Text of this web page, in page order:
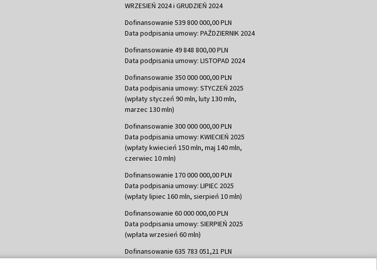
WRZESIEŃ 2024 i GRUDZIEŃ 2024
Dofinansowanie 539 800 000,00 PLN
Data podpisania umowy: PAŹDZIERNIK 2024
Dofinansowanie 49 848 800,00 PLN
Data podpisania umowy: LISTOPAD 2024
Dofinansowanie 350 000 000,00 PLN
Data podpisania umowy: STYCZEŃ 2025
(wpłaty styczeń 90 mln, luty 130 mln,
marzec 130 mln)
Dofinansowanie 300 000 000,00 PLN
Data podpisania umowy: KWIECIEŃ 2025
(wpłaty kwiecień 150 mln, maj 140 mln,
czerwiec 10 mln)
Dofinansowanie 170 000 000,00 PLN
Data podpisania umowy: LIPIEC 2025
(wpłaty lipiec 160 mln, sierpień 10 mln)
Dofinansowanie 60 000 000,00 PLN
Data podpisania umowy: SIERPIEŃ 2025
(wpłata wrzesień 60 mln)
Dofinansowanie 635 783 051,21 PLN